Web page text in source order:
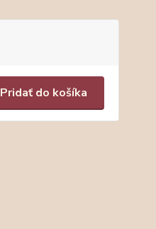
Pridať do košíka